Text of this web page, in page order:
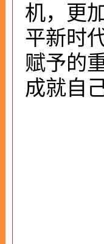
机，更
平新时
赋予的
成就自